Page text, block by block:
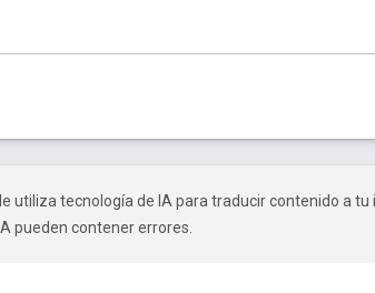
utiliza tecnología de IA para traducir contenido a
pueden contener errores.